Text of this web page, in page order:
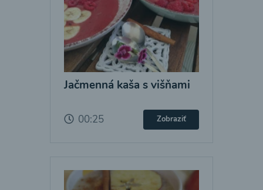
Jačmenná kaša s višňami
00:25 Zobraziť